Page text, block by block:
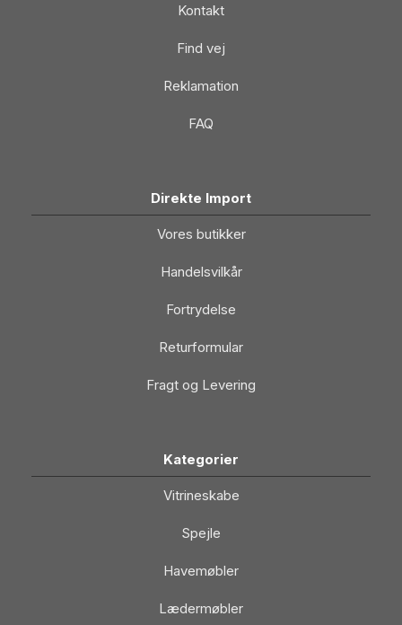
Kontakt
Find vej
Reklamation
FAQ
Direkte Import
Vores butikker
Handelsvilkår
Fortrydelse
Returformular
Fragt og Levering
Kategorier
Vitrineskabe
Spejle
Havemøbler
Lædermøbler